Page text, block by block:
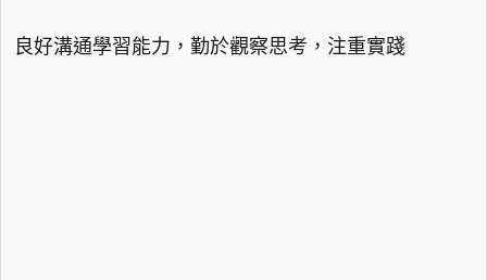
良好溝通學習能力，勤於觀察思考，注重實踐